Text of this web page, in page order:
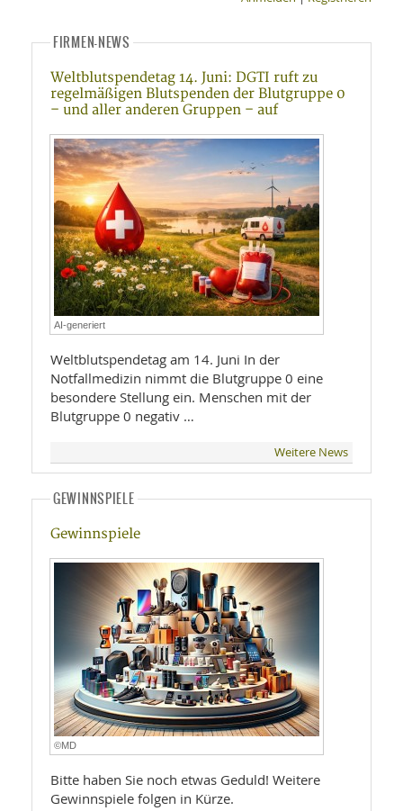
FIRMEN-NEWS
Weltblutspendetag 14. Juni: DGTI ruft zu
regelmäßigen Blutspenden der Blutgruppe 0
– und aller anderen Gruppen – auf
AI-generiert
Weltblutspendetag am 14. Juni In der
Notfallmedizin nimmt die Blutgruppe 0 eine
besondere Stellung ein. Menschen mit der
Blutgruppe 0 negativ …
Weitere News
GEWINNSPIELE
Gewinnspiele
©MD
Bitte haben Sie noch etwas Geduld! Weitere
Gewinnspiele folgen in Kürze.